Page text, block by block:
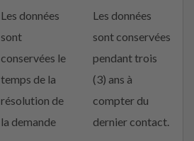
Les données
sont
conservées le
temps de la
résolution de
la demande
Les données
sont conservées
pendant trois
(3) ans à
compter du
dernier contact.